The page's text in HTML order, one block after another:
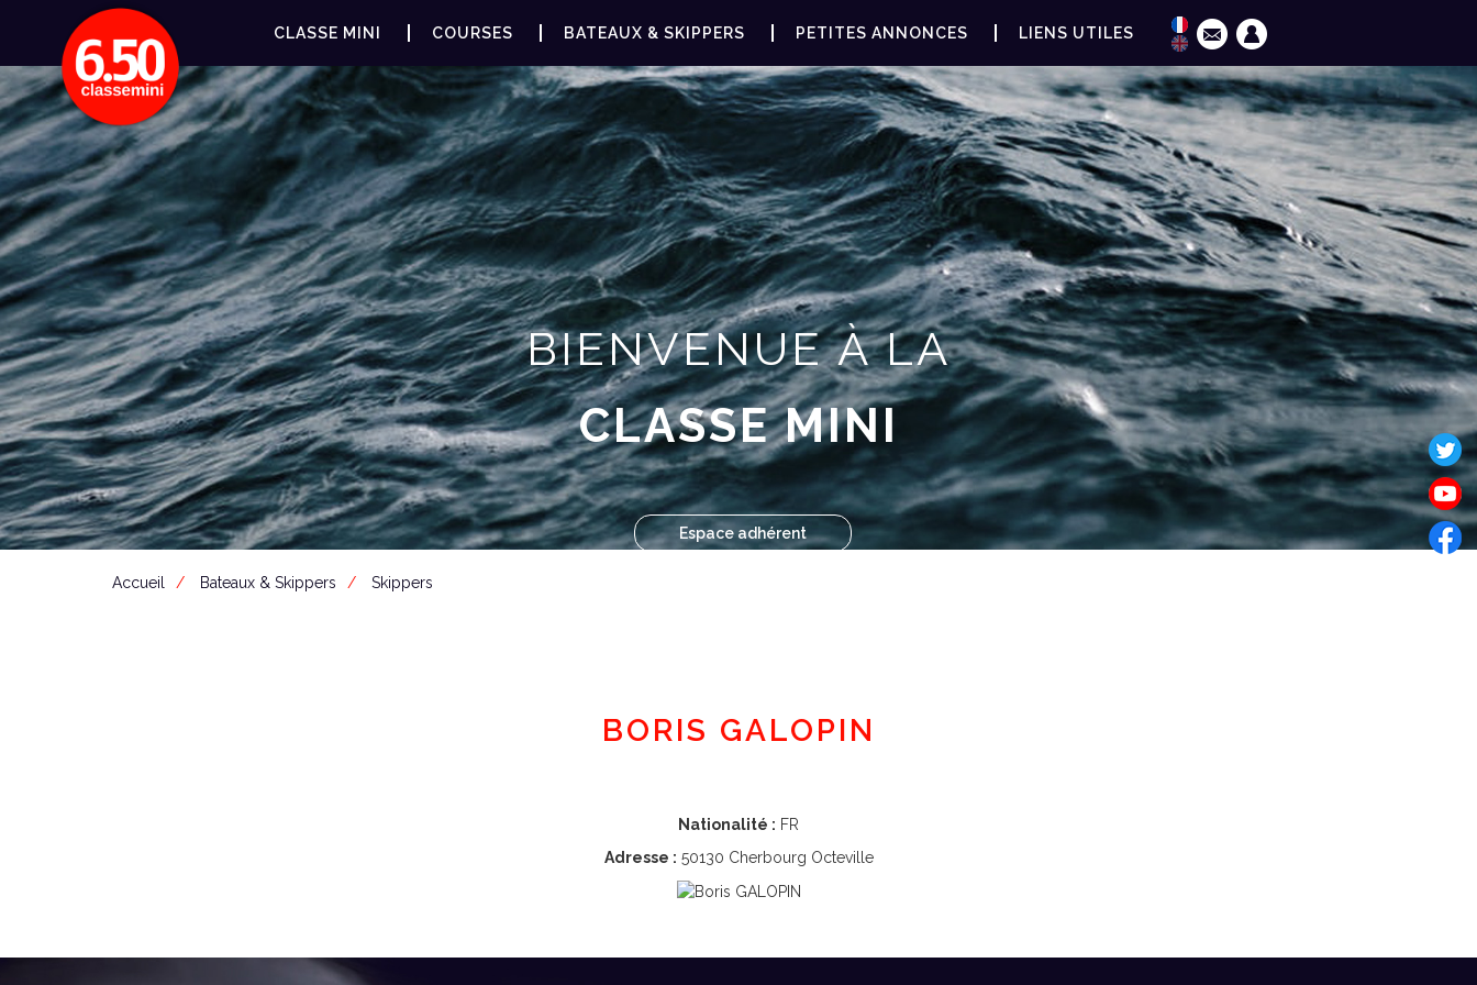
CLASSE MINI COURSES BATEAUX & SKIPPERS PETITES ANNONCES LIENS UTILES
BIENVENUE À LA
CLASSE MINI
Espace adhérent
Accueil Bateaux & Skippers Skippers
BORIS GALOPIN
Nationalité : FR
Adresse : 50130 Cherbourg Octeville